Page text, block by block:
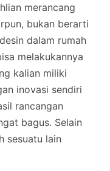
merancang
bukan berarti
dalam rumah
melakukannya
kalian miliki
inovasi sendiri
rancangan
bagus. Selain
sesuatu lain